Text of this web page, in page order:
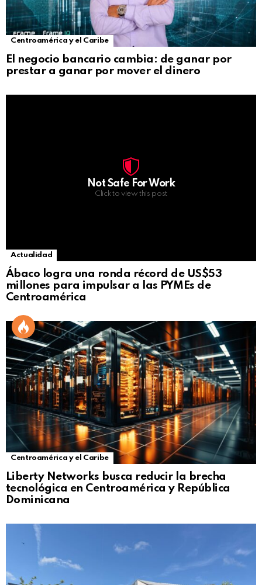
Centroamérica y el Caribe
El negocio bancario cambia: de ganar por
prestar a ganar por mover el dinero
Not Safe For Work
Click to view this post
Actualidad
Ábaco logra una ronda récord de US$53
millones para impulsar a las PYMEs de
Centroamérica
Centroamérica y el Caribe
Liberty Networks busca reducir la brecha
tecnológica en Centroamérica y República
Dominicana